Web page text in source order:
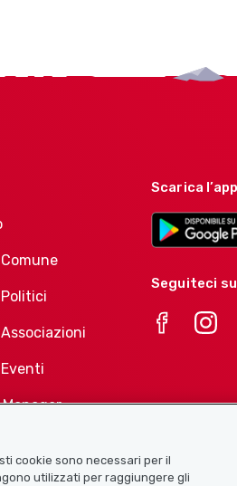
Scarica
Seguiteci
cookie sono necessari per il
utilizzati per raggiungere gli